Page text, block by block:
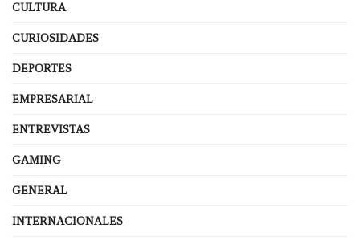
CULTURA
CURIOSIDADES
DEPORTES
EMPRESARIAL
ENTREVISTAS
GAMING
GENERAL
INTERNACIONALES